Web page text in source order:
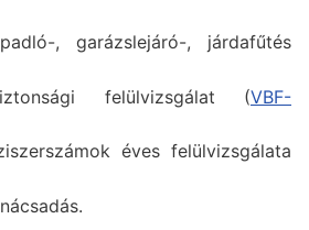
, garázslejáró-, járdafűtés
felülvizsgálat (VBF-
éves felülvizsgálata